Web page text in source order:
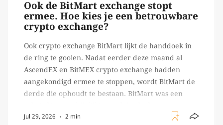
Ook de BitMart exchange stopt
ermee. Hoe kies je een betrouwbare
crypto exchange?
Ook crypto exchange BitMart lijkt de handdoek in
de ring te gooien. Nadat eerder deze maand al
AscendEX en BitMEX crypto exchange hadden
aangekondigd ermee te stoppen, wordt BitMart de
derde die ophoudt te bestaan. BitMart was een
crypto handelaren terecht konden om te handelen
Jul 29, 2026 2 min